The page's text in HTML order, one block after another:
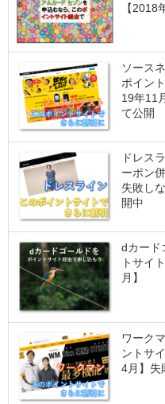
【2018
ソース
ポイン
19年11
て公開
ドレス
ーポン
失敗し
開中
dカード
トサイ
月】
ワーク
ントサ
4月】失